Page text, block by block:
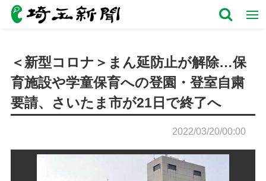
＜新型コロナ＞まん延防止が解除…保
育施設や学童保育への登園・登室自粛
要請、さいたま市が21日で終了へ
2022/03/20/00:00